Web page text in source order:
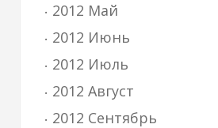
2012 Май
2012 Июнь
2012 Июль
2012 Август
2012 Сентябрь